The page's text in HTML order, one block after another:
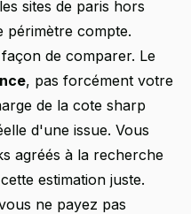
sites de paris hors
périmètre compte.
de comparer. Le
, pas forcément votre
de la cote sharp
d'une issue. Vous
agréés à la recherche
estimation juste.
ne payez pas